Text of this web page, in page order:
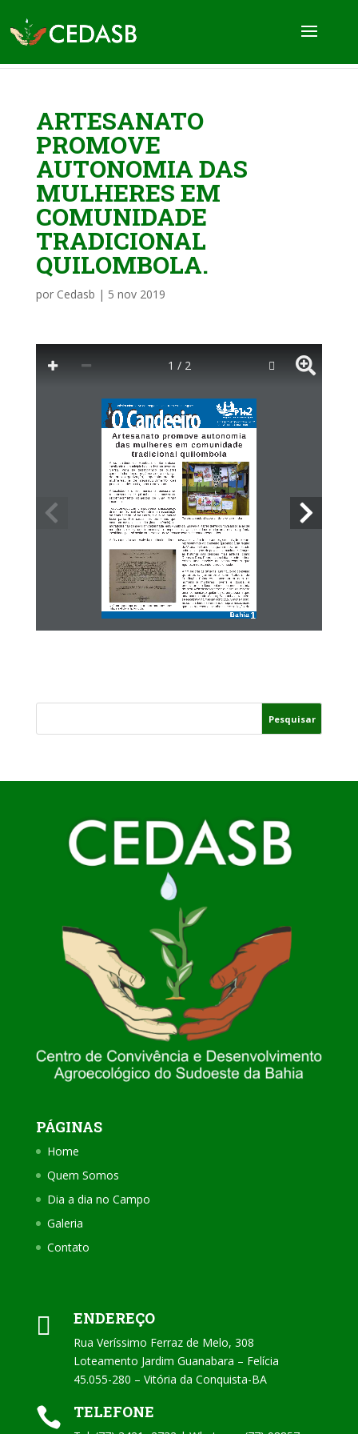
ARTESANATO
PROMOVE
AUTONOMIA DAS
MULHERES EM
COMUNIDADE
TRADICIONAL
QUILOMBOLA.
por Cedasb | 5 nov 2019
A   comunidade de Mumbuca e
Samambaia,
localizada no município baiano de Bom Jesus da
S e r r a ,    v e m    s e    d e s t a c a n d o    d e    o u t r a s
comunidades
de sua região devido
a iniciativas
de   auto   organização,   especialmente   das
m u l h e r e s ,    e    d e    d e s e n v o l v i m e n t o    d a s
potencialidades
locais, como o artesanato.
A  localidade é  uma comunidade tradicional de
remanescentes de quilombo, e  o  processo de
reconhecimento   começou   de   uma   forma
incomum.
Tudo começou com um problema: a associação
de moradores local na verdade era a associação
da comunidade Pé de Morro, a  qual Mumbuca
fazia
parte. Por causa dos problemas
que
ocorriam nesta associação (inadimplência), os
moradores não conseguiam trazer nada para Mumbuca. Erisvalda, a presidente da nova associação de
moradores, explica que foi necessário romper com a  antiga entidade e  criar uma nova na própria
localidade, pois só assim os interesses de Mumbuca seriam melhor representados.
Após a questão ser resolvida, o primeiro líder da nova associação de moradores, seu Luís, trouxe um
representante do conselho quilombola da região
de Vitória da Conquista, para realizar um
estudo
sobre as origens do povo da comunidade. Graças
as
histórias das pessoas mais antigas,
como
Dionísio, Dona Febrona, seu Libano, entre outros
existia uma espécie de senso comum que
apontava a descendência quilombola.
A fim de tirar as dúvidas, Marinalvo do conselho
quilombola,   juntamente   com   Nelson,   da
Fundação   Palmares,   conversaram   com   os
homens   e   mulheres,   jovens   e   idosos,   e
produziram um documentário contando
a história
do local. Além de descobrirem que sim, aquela era
uma
comunidade quilombola, perceberam que
uma comunidade vizinha, Samambaia, também
se encaixava na mesma condição. Graças a isso,
as comunidades se uniram, e hoje a associação
que os representa se chama ‘’Associação de
Bahia
Ano 6 | nº 947 |Novembro | 2012
Bom Jesus da Serra - Bahia
Boletim Informativo do Programa Uma Terra e Duas Águas
Artesanato promove autonomia
das mulheres em comunidade
tradicional quilombola
1
Tecidos de renda, pintados a mão, a venda em feira
O símbolo da conquista do reconhecimento como comu-
nidade tradicional quilombola.
1 / 2
PÁGINAS
Home
Quem Somos
Dia a dia no Campo
Galeria
Contato
 ENDEREÇO
Rua Veríssimo Ferraz de Melo, 308
Loteamento Jardim Guanabara – Felícia
45.055-280 – Vitória da Conquista-BA
 TELEFONE